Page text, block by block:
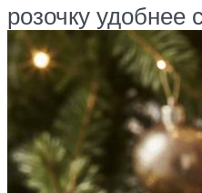
розочку удобнее